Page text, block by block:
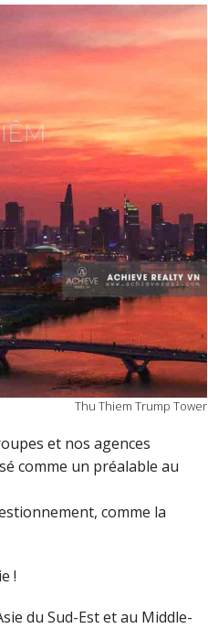
Thu Thiem Trump Tower
et nos agences
comme un préalable au
comme la
!
du Sud-Est et au Middle-